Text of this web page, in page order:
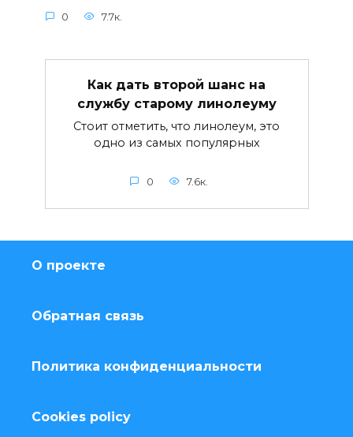
0 7.7к.
Как дать второй шанс на
службу старому линолеуму
Стоит отметить, что линолеум, это
одно из самых популярных
0 7.6к.
О проекте
Обратная связь
Политика конфиденциальности
Cookies policy